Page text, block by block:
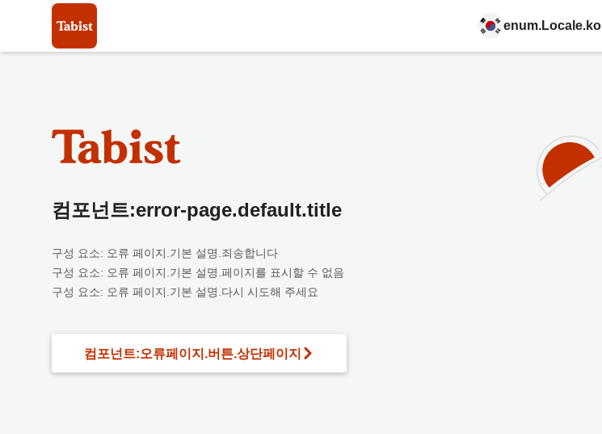
enum.Locale.ko
컴포넌트:error-page.default.title
구성 요소: 오류 페이지.기본 설명.죄송합니다
구성 요소: 오류 페이지.기본 설명.페이지를 표시할 수 없음
구성 요소: 오류 페이지.기본 설명.다시 시도해 주세요
컴포넌트:오류페이지.버튼.상단페이지